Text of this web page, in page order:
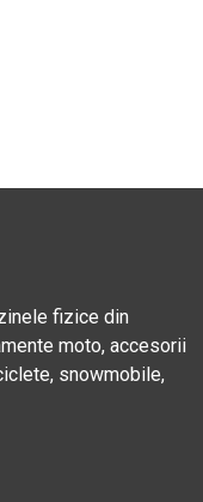
fizice din
moto, accesorii
snowmobile,